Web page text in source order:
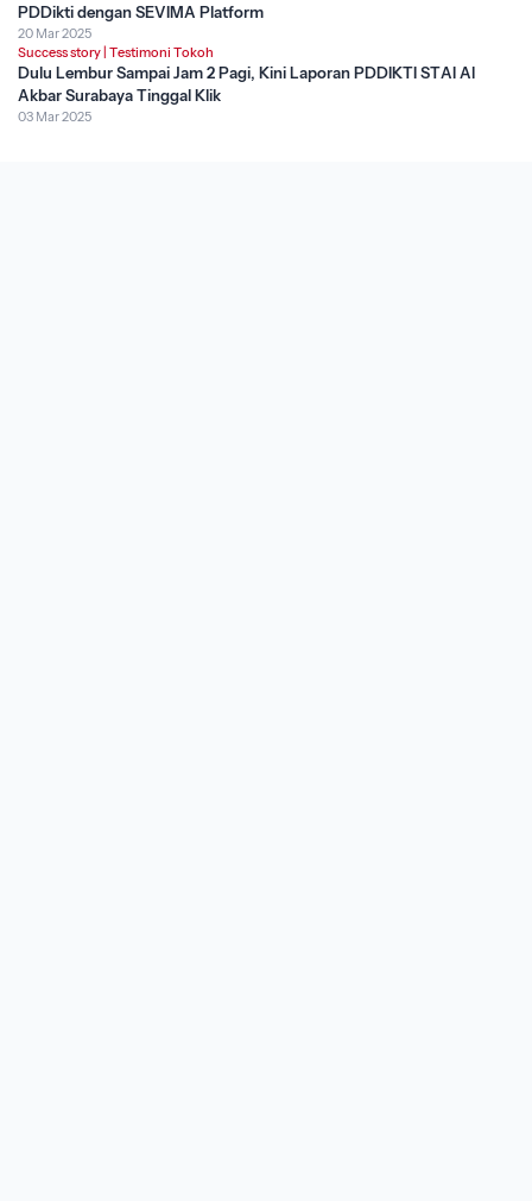
PDDikti dengan SEVIMA Platform
20 Mar 2025
Success story | Testimoni Tokoh
Dulu Lembur Sampai Jam 2 Pagi, Kini Laporan PDDIKTI STAI Al
Akbar Surabaya Tinggal Klik
03 Mar 2025